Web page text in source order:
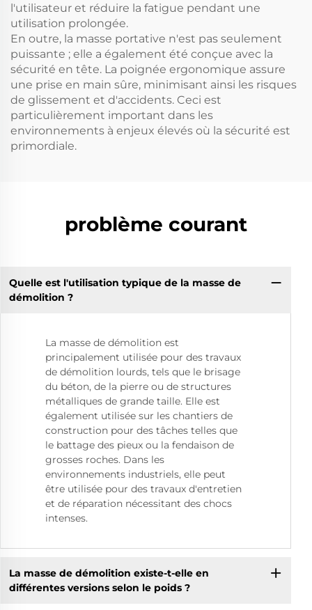
l'utilisateur et réduire la fatigue pendant une
utilisation prolongée.
En outre, la masse portative n'est pas seulement
puissante ; elle a également été conçue avec la
sécurité en tête. La poignée ergonomique assure
une prise en main sûre, minimisant ainsi les risques
de glissement et d'accidents. Ceci est
particulièrement important dans les
environnements à enjeux élevés où la sécurité est
primordiale.
problème courant
Quelle est l'utilisation typique de la masse de
démolition ?
La masse de démolition est
principalement utilisée pour des travaux
de démolition lourds, tels que le brisage
du béton, de la pierre ou de structures
métalliques de grande taille. Elle est
également utilisée sur les chantiers de
construction pour des tâches telles que
le battage des pieux ou la fendaison de
grosses roches. Dans les
environnements industriels, elle peut
être utilisée pour des travaux d'entretien
et de réparation nécessitant des chocs
intenses.
La masse de démolition existe-t-elle en
différentes versions selon le poids ?